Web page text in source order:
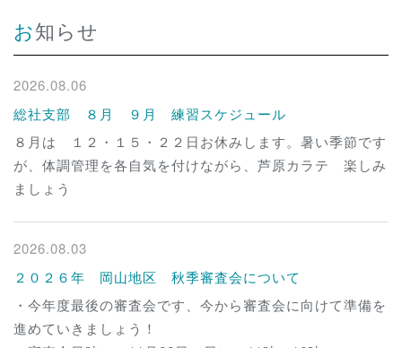
お知らせ
2026.08.06
総社支部 ８月 ９月 練習スケジュール
８月は １２・１５・２２日お休みします。暑い季節です
が、体調管理を各自気を付けながら、芦原カラテ 楽しみ
ましょう
2026.08.03
２０２６年 岡山地区 秋季審査会について
・今年度最後の審査会です、今から審査会に向けて準備を
進めていきましょう！